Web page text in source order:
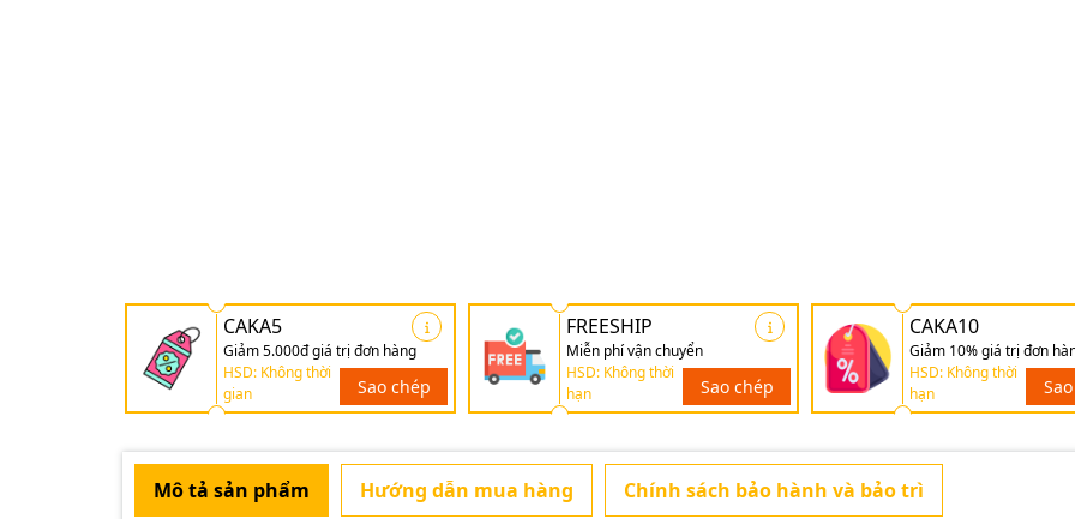
CAKA5
Giảm 5.000đ giá trị đơn hàng
HSD: Không thời
gian
Sao chép
FREESHIP
Miễn phí vận chuyển
HSD: Không thời
hạn
Sao chép
CAKA10
Giảm 10% giá trị đơn
HSD: Không thời
hạn
Mô tả sản phẩm Hướng dẫn mua hàng Chính sách bảo hành và bảo trì